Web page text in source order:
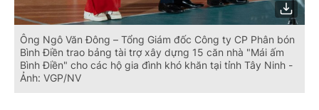
Ông Ngô Văn Đông – Tổng Giám đốc Công ty CP Phân bón
Bình Điền trao bảng tài trợ xây dựng 15 căn nhà "Mái ấm
Bình Điền" cho các hộ gia đình khó khăn tại tỉnh Tây Ninh -
Ảnh: VGP/NV